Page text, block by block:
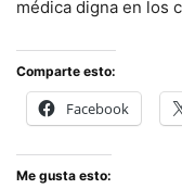
médica digna en los
Comparte esto:
Facebook
Me gusta esto: